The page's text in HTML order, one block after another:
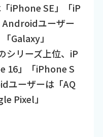
iPhone SE」「iP
ユーザー
Galaxy」
リーズ上位、iP
16」「iPhone S
ユーザーは「AQ
Pixel」